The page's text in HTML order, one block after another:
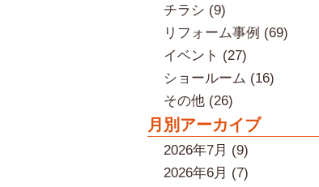
チラシ (9)
リフォーム事例 (69)
イベント (27)
ショールーム (16)
その他 (26)
月別アーカイブ
2026年7月 (9)
2026年6月 (7)